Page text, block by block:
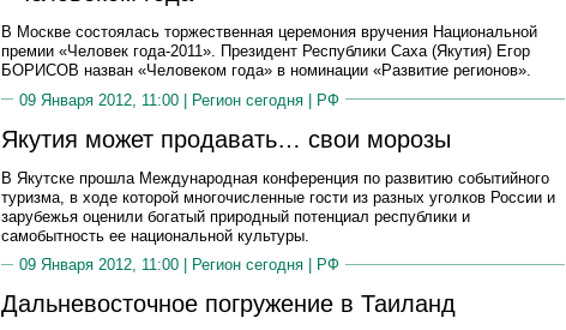
В Москве состоялась торжественная церемония вручения Национальной
премии «Человек года-2011». Президент Республики Саха (Якутия) Егор
БОРИСОВ назван «Человеком года» в номинации «Развитие регионов».
09 Января 2012, 11:00 | Регион сегодня | РФ
Якутия может продавать… свои морозы
В Якутске прошла Международная конференция по развитию событийного
туризма, в ходе которой многочисленные гости из разных уголков России и
зарубежья оценили богатый природный потенциал республики и
самобытность ее национальной культуры.
09 Января 2012, 11:00 |
Регион сегодня РФ
Дальневосточное погружение в Таиланд